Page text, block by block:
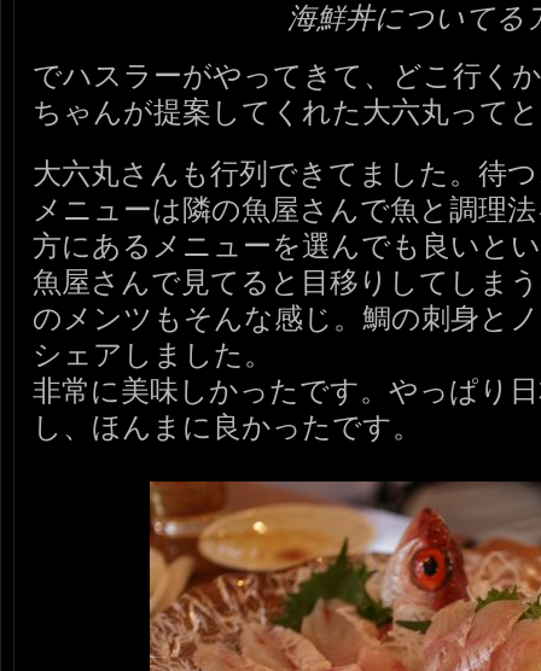
海鮮丼についてる
でハスラーがやってきて、どこ行く
ちゃんが提案してくれた大六丸って
大六丸さんも行列できてました。待
メニューは隣の魚屋さんで魚と調理
方にあるメニューを選んでも良いと
魚屋さんで見てると目移りしてしま
のメンツもそんな感じ。鯛の刺身と
シェアしました。
非常に美味しかったです。やっぱり
し、ほんまに良かったです。